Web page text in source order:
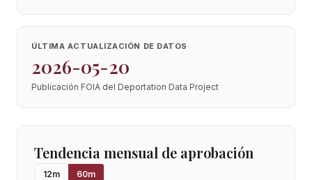
ÚLTIMA ACTUALIZACIÓN DE DATOS
2026-05-20
Publicación FOIA del Deportation Data Project
Tendencia mensual de aprobación
12m 60m